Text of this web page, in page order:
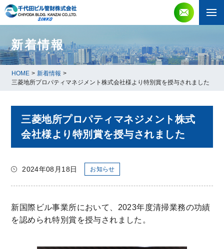
新着情報
HOME > 新着情報 >
三菱地所プロパティマネジメント株式会社様より特別賞を授与されました
三菱地所プロパティマネジメント株式
会社様より特別賞を授与されました
2024年08月18日 お知らせ
新国際ビル事業所において、2023年度清掃業務の功績
を認められ特別賞を授与されました。